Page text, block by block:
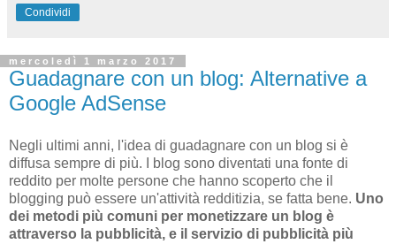
Condividi
mercoledì 1 marzo 2017
Guadagnare con un blog: Alternative a
Google AdSense
Negli ultimi anni, l'idea di guadagnare con un blog si è
diffusa sempre di più. I blog sono diventati una fonte di
reddito per molte persone che hanno scoperto che il
blogging può essere un'attività redditizia, se fatta bene. Uno
dei metodi più comuni per monetizzare un blog è
attraverso la pubblicità, e il servizio di pubblicità più